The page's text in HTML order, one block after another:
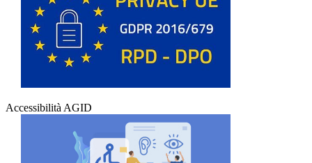
Accessibilità AGID